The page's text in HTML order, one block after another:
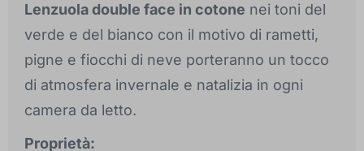
Lenzuola double face in cotone nei toni del
verde e del bianco con il motivo di rametti,
pigne e fiocchi di neve porteranno un tocco
di atmosfera invernale e natalizia in ogni
camera da letto.
Proprietà: